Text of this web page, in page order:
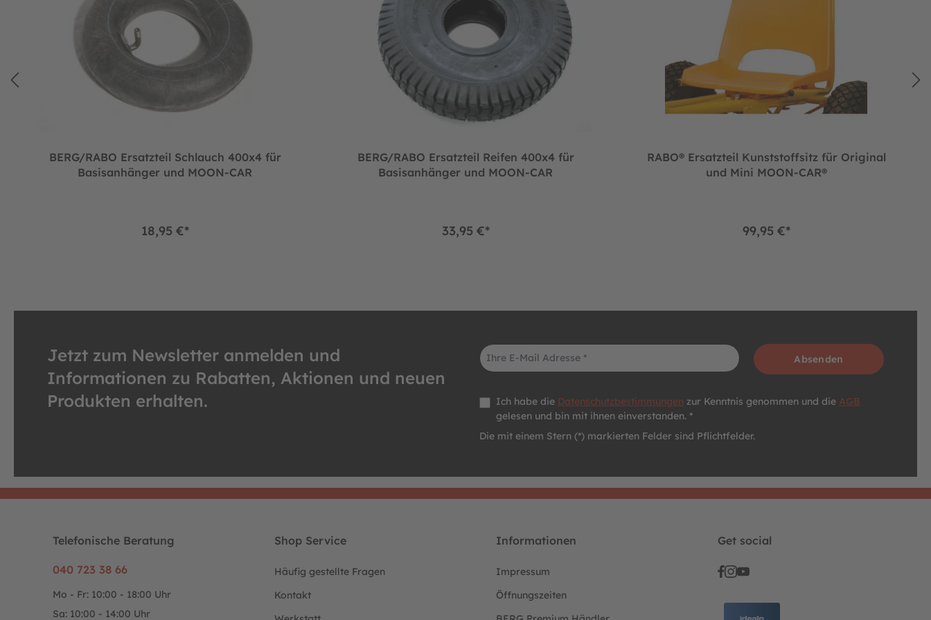
BERG/RABO Ersatzteil Schlauch 400x4 für
Basisanhänger und MOON-CAR
18,95 €*
BERG/RABO Ersatzteil Reifen 400x4 für
Basisanhänger und MOON-CAR
33,95 €*
RABO® Ersatzteil Kunststoffsitz für Original
und Mini MOON-CAR®
99,95 €*
Jetzt zum Newsletter anmelden und
Informationen zu Rabatten, Aktionen und neuen
Produkten erhalten.
E-Mail-Adresse*
Absenden
Datenschutz *
Ich habe die Datenschutzbestimmungen zur Kenntnis genommen und die AGB
gelesen und bin mit ihnen einverstanden. *
Die mit einem Stern (*) markierten Felder sind Pflichtfelder.
Telefonische Beratung
040 723 38 66
Mo - Fr: 10:00 - 18:00 Uhr
Sa: 10:00 - 14:00 Uhr
Shop Service
Häufig gestellte Fragen
Kontakt
Informationen
Impressum
Öffnungszeiten
Get social